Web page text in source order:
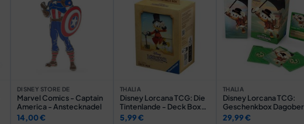
DISNEY STORE DE
Marvel Comics - Captain
America - Anstecknadel
14,00 €
THALIA
Disney Lorcana TCG: Die
Tintenlande - Deck Box
Dagobert Duck
5,99 €
THALIA
Disney Lorcana TCG:
Geschenkbox
Duck (Deutsch)
29,99 €